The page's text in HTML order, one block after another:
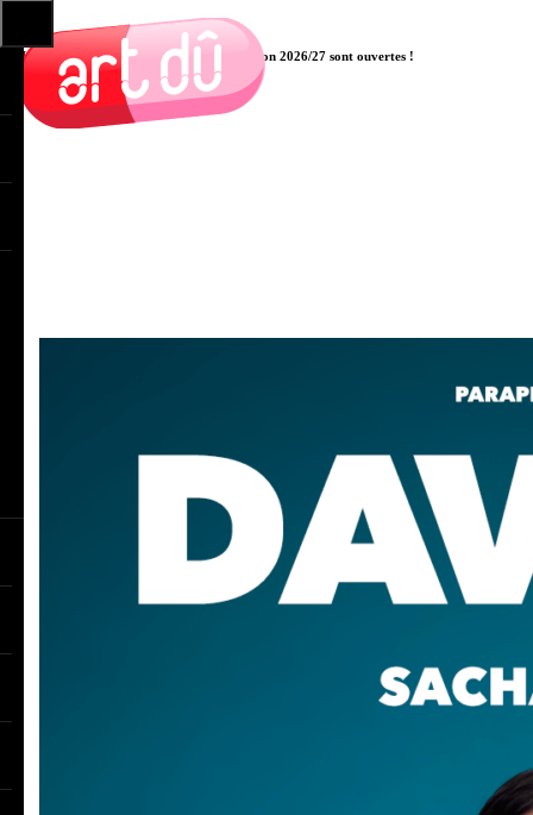
Les pré-inscriptions aux cours pour la saison 2026/27 sont ouvertes !